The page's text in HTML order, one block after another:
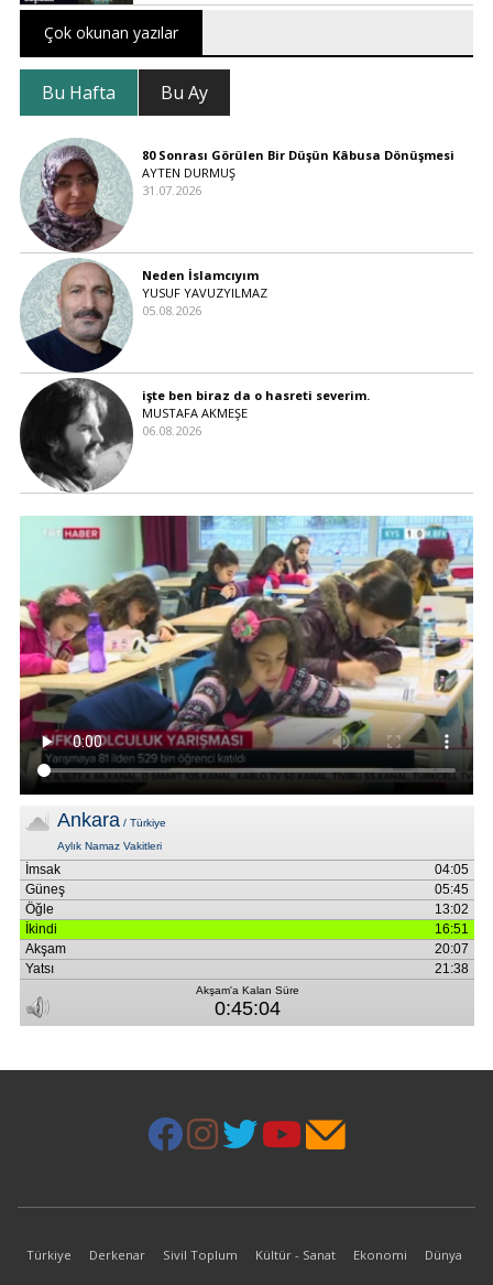
Çok okunan yazılar
Bu Hafta Bu Ay
80 Sonrası Görülen Bir Düşün Kâbusa Dönüşmesi
AYTEN DURMUŞ
31.07.2026
Neden İslamcıyım
YUSUF YAVUZYILMAZ
05.08.2026
işte ben biraz da o hasreti severim.
MUSTAFA AKMEŞE
06.08.2026
Türkiye Derkenar Sivil Toplum Kültür - Sanat Ekonomi Dünya